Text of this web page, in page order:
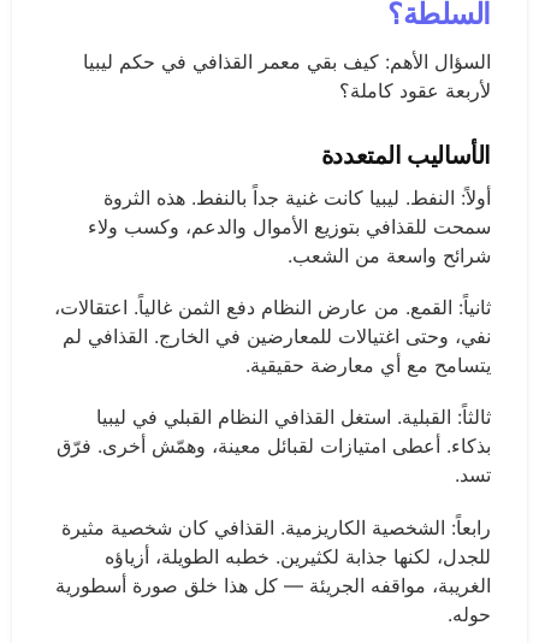
السلطة؟
السؤال الأهم: كيف بقي معمر القذافي في حكم ليبيا
لأربعة عقود كاملة؟
الأساليب المتعددة
أولاً: النفط. ليبيا كانت غنية جداً بالنفط. هذه الثروة
سمحت للقذافي بتوزيع الأموال والدعم، وكسب ولاء
شرائح واسعة من الشعب.
ثانياً: القمع. من عارض النظام دفع الثمن غالياً. اعتقالات،
نفي، وحتى اغتيالات للمعارضين في الخارج. القذافي لم
يتسامح مع أي معارضة حقيقية.
ثالثاً: القبلية. استغل القذافي النظام القبلي في ليبيا
بذكاء. أعطى امتيازات لقبائل معينة، وهمّش أخرى. فرّق
تسد.
رابعاً: الشخصية الكاريزمية. القذافي كان شخصية مثيرة
للجدل، لكنها جذابة لكثيرين. خطبه الطويلة، أزياؤه
الغريبة، مواقفه الجريئة — كل هذا خلق صورة أسطورية
حوله.